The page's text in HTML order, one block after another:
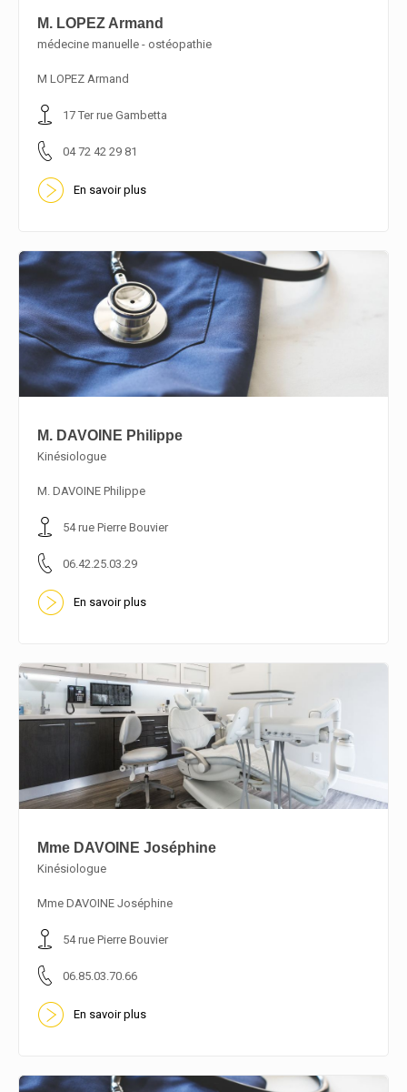
M. LOPEZ Armand
médecine manuelle - ostéopathie
M LOPEZ Armand
17 Ter rue Gambetta
04 72 42 29 81
En savoir plus
M. DAVOINE Philippe
Kinésiologue
M. DAVOINE Philippe
54 rue Pierre Bouvier
06.42.25.03.29
En savoir plus
En savoir plus
Mme DAVOINE Joséphine
Kinésiologue
Mme DAVOINE Joséphine
54 rue Pierre Bouvier
06.85.03.70.66
En savoir plus